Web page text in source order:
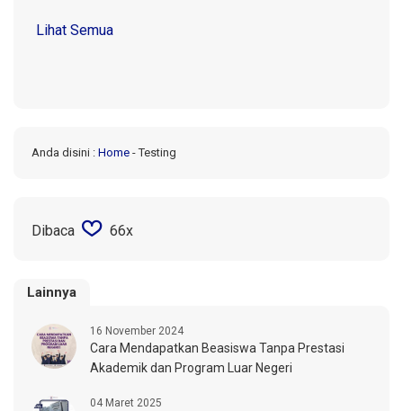
Lihat Semua
Anda disini : Home -Testing
Dibaca 66x
Lainnya
16 November 2024
Cara Mendapatkan Beasiswa Tanpa Prestasi
Akademik dan Program Luar Negeri
04 Maret 2025